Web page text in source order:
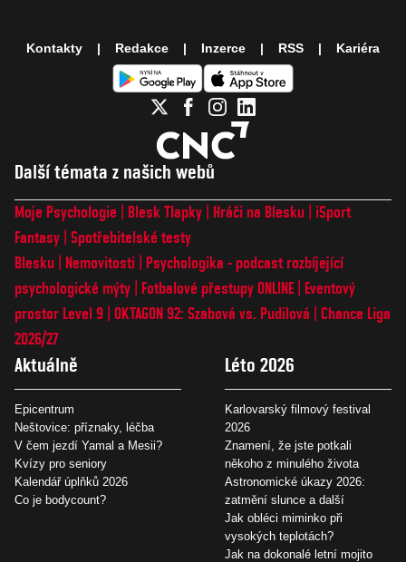
Další témata z našich webů
Moje Psychologie Blesk Tlapky Hráči na Blesku
iSport
Fantasy Spotřebitelské testy
Blesku
Nemovitosti
Psychologika - podcast rozbíjející
psychologické mýty
Fotbalové přestupy ONLINE
Eventový
prostor Level 9 OKTAGON 92: Szabová vs. Pudilová
Chance Liga
2026/27
Aktuálně
Epicentrum
Neštovice: příznaky, léčba
V čem jezdí Yamal a Mesii?
Kvízy pro seniory
Kalendář úplňků 2026
Co je bodycount?
Léto 2026
Karlovarský filmový festival
2026
Znamení, že jste potkali
někoho z minulého života
Astronomické úkazy 2026:
zatmění slunce a další
Jak obléci miminko při
vysokých teplotách?
Jak na dokonalé letní mojito
Kontakty Redakce Inzerce RSS Kariéra